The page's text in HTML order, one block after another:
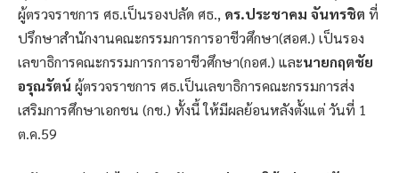
ผู้ตรวจราชการ ศธ.เป็นรองปลัด ศธ., ดร.ประชาคม จันทรชิต ที่
ปรึกษาสำนักงานคณะกรรมการการอาชีวศึกษา(สอศ.) เป็นรอง
เลขาธิการคณะกรรมการการอาชีวศึกษา(กอศ.) และนายกฤตชัย
อรุณรัตน์ผู้ตรวจราชการ ศธ.เป็นเลขาธิการคณะกรรมการส่ง
เสริมการศึกษาเอกชน (กช.) ทั้งนี้ ให้มีผลย้อนหลังตั้งแต่ วันที่ 1
ต.ค.59